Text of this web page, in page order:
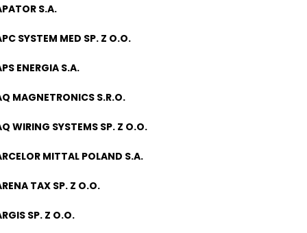
S.A.
SYSTEM MED SP. Z O.O.
ENERGIA S.A.
MAGNETRONICS S.R.O.
WIRING SYSTEMS SP. Z O.O.
MITTAL POLAND S.A.
TAX SP. Z O.O.
SP. Z O.O.